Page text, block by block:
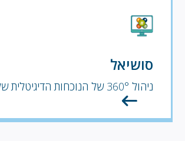
סושיאל
ניהול 360° של הנוכחות הדיגיטלית שלכם.